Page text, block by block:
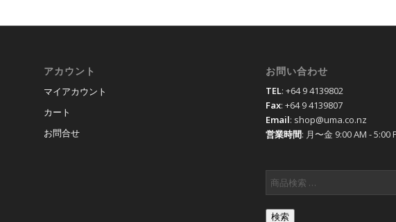
アカウント
マイアカウント
カート
お問合せ
お問い合わせ
TEL: +64 9 4139802
Fax: +64 9 4139807
Email: shop@uma.co.nz
営業時間: 月〜金 9:00 AM - 5:00
検索